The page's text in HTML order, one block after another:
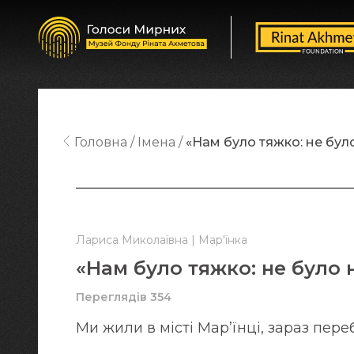
Лариса Миколаївна | Мар'їнка
«Нам було тяжко: не було
Переглядів 354
Ми жили в місті Мар’їнці, зараз
Головна Імена «Нам було тяжко: не було